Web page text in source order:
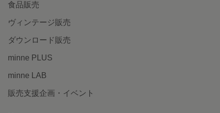
食品販売
ヴィンテージ販売
ダウンロード販売
minne PLUS
minne LAB
販売支援企画・イベント